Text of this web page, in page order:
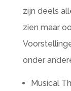
zijn deels
zien maar
onder
Musical